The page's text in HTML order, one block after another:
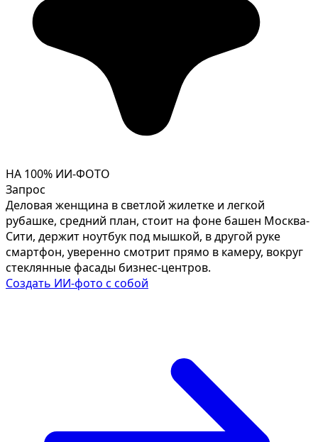
НА 100% ИИ-ФОТО
Запрос
Деловая женщина в светлой жилетке и легкой
рубашке, средний план, стоит на фоне башен Москва-
Сити, держит ноутбук под мышкой, в другой руке
смартфон, уверенно смотрит прямо в камеру, вокруг
стеклянные фасады бизнес-центров.
Создать ИИ-фото с собой